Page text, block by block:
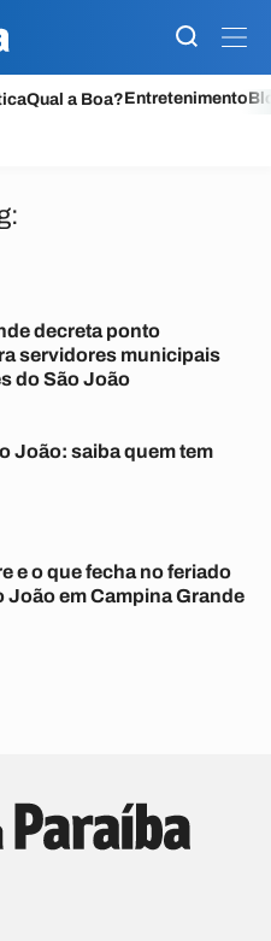
Qual a Boa?Entretenimento
decreta ponto
servidores municipais
do São João
João: saiba quem tem
e o que fecha no feriado
João em Campina Grande